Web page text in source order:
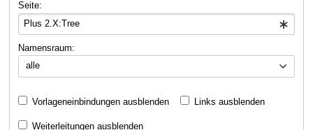
Seite:
Namensraum:
alle
Vorlageneinbindungen ausblenden Links ausblenden
Weiterleitungen ausblenden